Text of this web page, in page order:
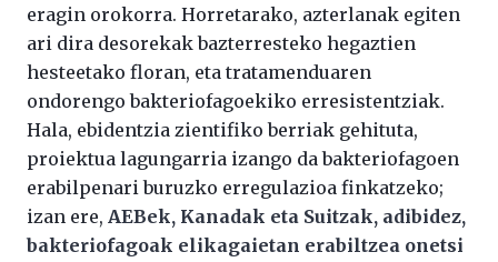
eragin orokorra. Horretarako, azterlanak egiten
ari dira desorekak bazterresteko hegaztien
hesteetako floran, eta tratamenduaren
ondorengo bakteriofagoekiko erresistentziak.
Hala, ebidentzia zientifiko berriak gehituta,
proiektua lagungarria izango da bakteriofagoen
erabilpenari buruzko erregulazioa finkatzeko;
izan ere, AEBek, Kanadak eta Suitzak, adibidez,
bakteriofagoak elikagaietan erabiltzea onetsi